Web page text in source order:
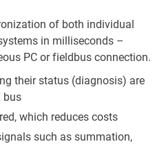
of both individual
in milliseconds –
PC or fieldbus connection.
their status (diagnosis) are
bus
which reduces costs
such as summation,